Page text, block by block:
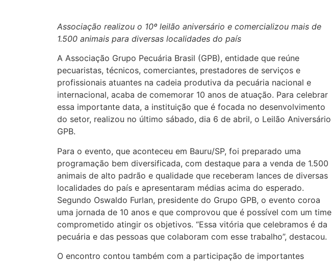
Associação realizou o 10º leilão aniversário e comercializou mais de
1.500 animais para diversas localidades do país
A Associação Grupo Pecuária Brasil (GPB), entidade que reúne
pecuaristas, técnicos, comerciantes, prestadores de serviços e
profissionais atuantes na cadeia produtiva da pecuária nacional e
internacional, acaba de comemorar 10 anos de atuação. Para celebrar
essa importante data, a instituição que é focada no desenvolvimento
do setor, realizou no último sábado, dia 6 de abril, o Leilão Aniversário
GPB.
Para o evento, que aconteceu em Bauru/SP, foi preparado uma
programação bem diversificada, com destaque para a venda de 1.500
animais de alto padrão e qualidade que receberam lances de diversas
localidades do país e apresentaram médias acima do esperado.
Segundo Oswaldo Furlan, presidente do Grupo GPB, o evento coroa
uma jornada de 10 anos e que comprovou que é possível com um time
comprometido atingir os objetivos. “Essa vitória que celebramos é da
pecuária e das pessoas que colaboram com esse trabalho”, destacou.
O encontro contou também com a participação de importantes